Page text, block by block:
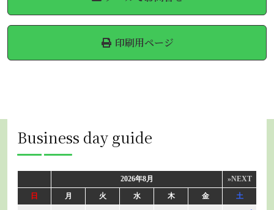
印刷用ページ
Business day guide